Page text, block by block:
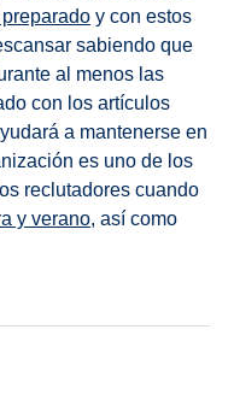
y con estos
sabiendo que
al menos las
con los artículos
a mantenerse en
es uno de los
reclutadores cuando
y verano, así como